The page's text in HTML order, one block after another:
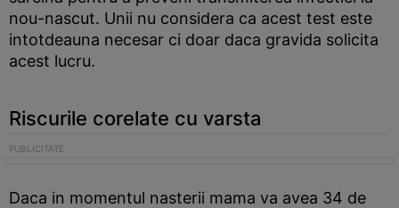
nou-nascut. Unii nu considera ca acest test este
intotdeauna necesar ci doar daca gravida solicita
acest lucru.
Riscurile corelate cu varsta
Daca in momentul nasterii mama va avea 34 de